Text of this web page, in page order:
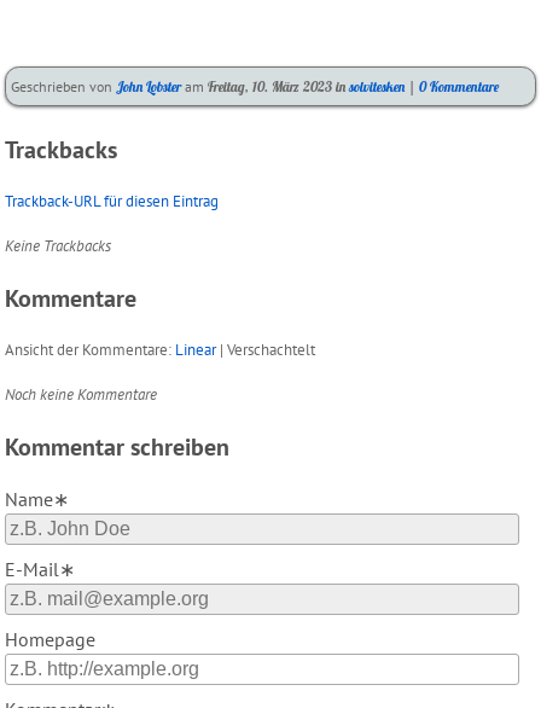
Geschrieben von John LobsteramFreitag, 10. März 2023 inKategorien:
solvitesken |0 Kommentare
Trackbacks
Trackback-URL für diesen Eintrag
Keine Trackbacks
Kommentare
Ansicht der Kommentare: Linear| Verschachtelt
Noch keine Kommentare
Kommentar schreiben
Name∗
E-Mail∗
Homepage